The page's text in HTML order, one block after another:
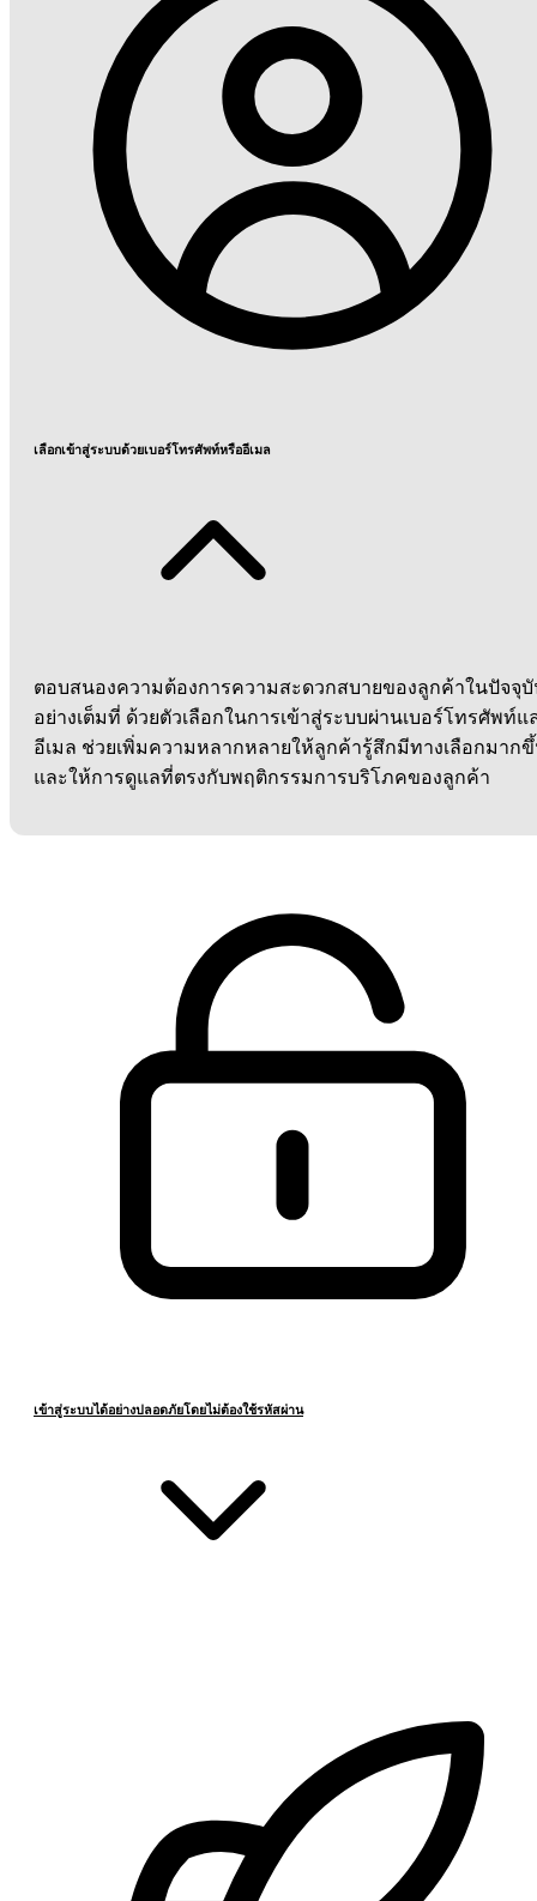
เลือกเข้าสู่ระบบด้วยเบอร์โทรศัพท์หรืออีเมล
ตอบสนองความต้องการความสะดวกสบายของลูกค้าในปัจจุ
อย่างเต็มที่ ด้วยตัวเลือกในการเข้าสู่ระบบผ่านเบอร์โทรศัพท์แ
อีเมล ช่วยเพิ่มความหลากหลายให้ลูกค้ารู้สึกมีทางเลือกมาก
และให้การดูแลที่ตรงกับพฤติกรรมการบริโภคของลูกค้า
เข้าสู่ระบบได้อย่างปลอดภัยโดยไม่ต้องใช้รหัสผ่าน